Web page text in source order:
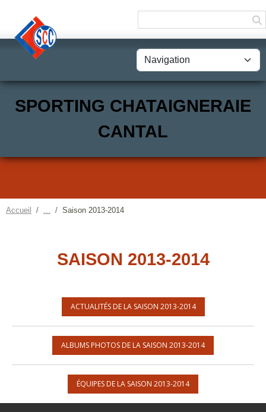
SPORTING CHATAIGNERAIE
CANTAL
Accueil Saison 2013-2014
SAISON 2013-2014
ACTUALITÉS DE LA SAISON 2013-2014
ALBUMS PHOTOS DE LA SAISON 2013-2014
ÉQUIPES DE LA SAISON 2013-2014